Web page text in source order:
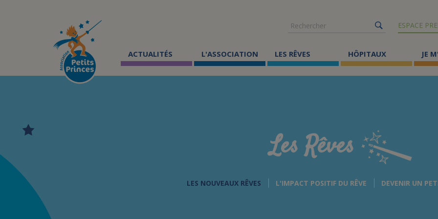
Rechercher
ESPACE
ACTUALITÉS L'ASSOCIATION LES RÊVES HÔPITAUX JE
Les Rêves
LES NOUVEAUX RÊVES L'IMPACT POSITIF DU RÊVE DEVENIR UN